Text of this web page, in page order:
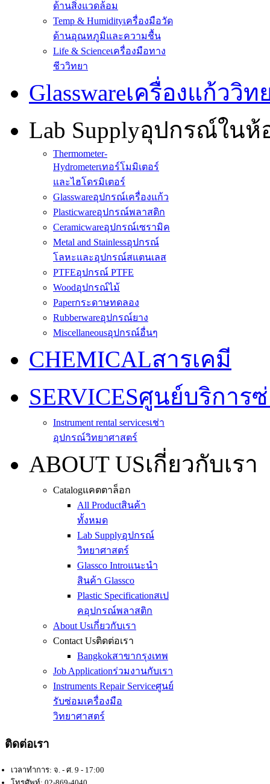
ด้านสิ่งแวดล้อม
Temp & Humidityเครื่องมือวัด
ด้านอุณหภูมิและความชื้น
Life & Scienceเครื่องมือทาง
ชีววิทยา
Glasswareเครื่องแก้ววิท
Lab Supplyอุปกรณ์ในห้
Thermometer-
Hydrometerเทอร์โมมิเตอร์
และไฮโดรมิเตอร์
Glasswareอุปกรณ์เครื่องแก้ว
Plasticwareอุปกรณ์พลาสติก
Ceramicwareอุปกรณ์เซรามิค
Metal and Stainlessอุปกรณ์
โลหะและอุปกรณ์สแตนเลส
PTFEอุปกรณ์ PTFE
Woodอุปกรณ์ไม้
Paperกระดาษทดลอง
Rubberwareอุปกรณ์ยาง
Miscellaneousอุปกรณ์อื่นๆ
CHEMICALสารเคมี
SERVICESศูนย์บริการ
Instrument rental servicesเช่า
อุปกรณ์วิทยาศาสตร์
ABOUT USเกี่ยวกับเรา
Catalogแคตตาล็อก
All Productสินค้า
ทั้งหมด
Lab Supplyอุปกรณ์
วิทยาศาสตร์
Glassco Introแนะนำ
สินค้า Glassco
Plastic Specificationสเป
คอุปกรณ์พลาสติก
About Usเกี่ยวกับเรา
Contact Usติดต่อเรา
Bangkokสาขากรุงเทพ
Job Applicationร่วมงานกับเรา
Instruments Repair Serviceศูนย์
รับซ่อมเครื่องมือ
วิทยาศาสตร์
ติดต่อเรา
เวลาทำการ: จ. - ศ. 9 - 17:00